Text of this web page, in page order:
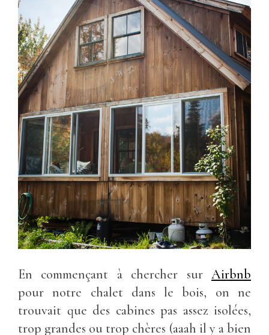
En commençant à chercher sur Airbnb
pour notre chalet dans le bois, on ne
trouvait que des cabines pas assez isolées,
trop grandes ou trop chères (aaah il y a bien